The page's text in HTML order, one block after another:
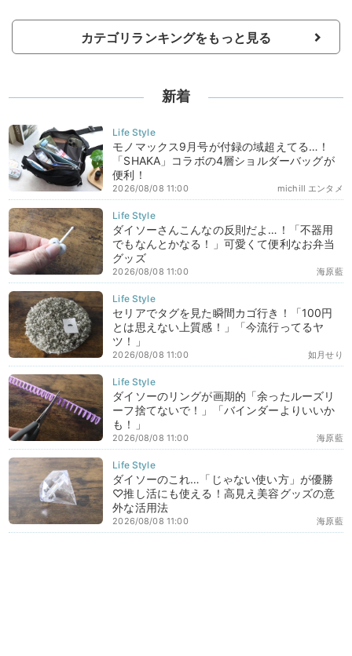
カテゴリランキングをもっと見る
新着
モノマックス9月号が付録の域超えてる…！
「SHAKA」コラボの4層ショルダーバッグが
便利！
michill エンタメ
2026/08/08 11:00
ダイソーさんこんなの反則だよ…！「不器用
でもなんとかなる！」可愛くて便利なお弁当
グッズ
海原藍
2026/08/08 11:00
セリアでタグを見た瞬間カゴ行き！「100円
とは思えない上質感！」「今流行ってるヤ
ツ！」
如月せり
2026/08/08 11:00
ダイソーのリングが画期的「余ったルーズリ
ーフ捨てないで！」「バインダーよりいいか
も！」
海原藍
2026/08/08 11:00
ダイソーのこれ…「じゃない使い方」が優勝
♡推し活にも使える！高見え美容グッズの意
外な活用法
海原藍
2026/08/08 11:00